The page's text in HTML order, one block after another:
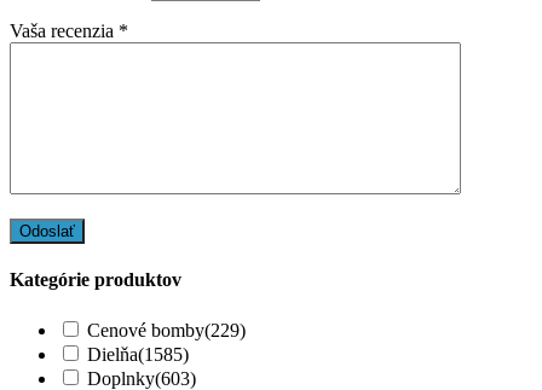
Vaša recenzia *
Kategórie produktov
Cenové bomby(229)
Dielňa(1585)
Doplnky(603)